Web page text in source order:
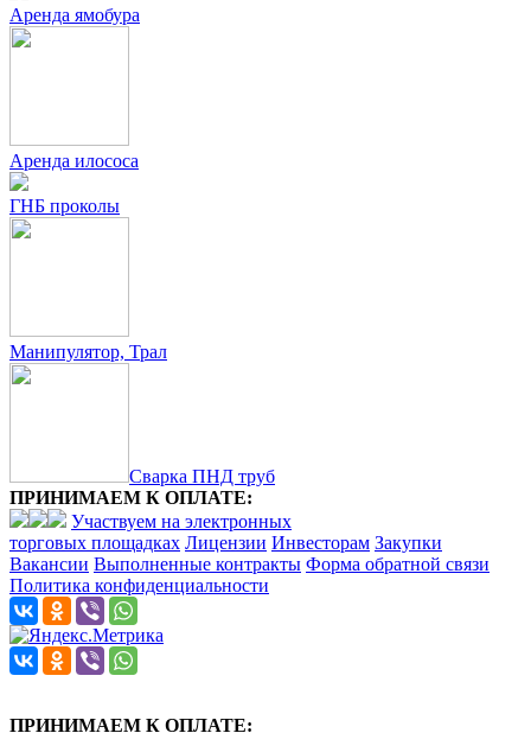
Аренда ямобура
Аренда илососа
ГНБ проколы
Манипулятор, Трал
Сварка ПНД труб
ПРИНИМАЕМ К ОПЛАТЕ:
Участвуем на электронных
торговых площадках Лицензии Инвесторам Закупки
Вакансии Выполненные контракты Форма обратной связи
Политика конфиденциальности
ПРИНИМАЕМ К ОПЛАТЕ: